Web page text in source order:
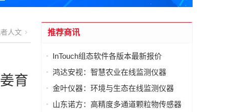
人文
育
推荐商讯
InTouch组态软件各版本最新报价
鸿达安视：智慧农业在线监测仪器
金叶仪器：环境与生态在线监测仪器
山东诺方：高精度多通道颗粒物传感器